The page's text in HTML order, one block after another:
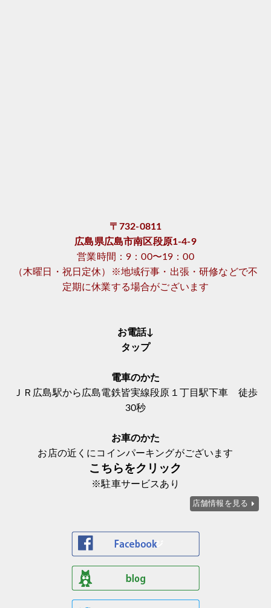
〒732-0811
広島県広島市南区段原1-4-9
営業時間：9：00〜19：00
（木曜日・祝日定休）※地域行事・出張・研修などで不
定期に休業する場合がございます
お電話↓
タップ
電車のかた
ＪＲ広島駅から広島電鉄皆実線段原１丁目駅下車 徒歩
30秒
お車のかた
お店の近くにコインパーキングがございます
こちらをクリック
※駐車サービスあり
店舗情報を見る